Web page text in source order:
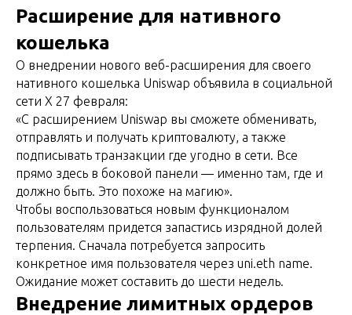
Расширение для нативного
кошелька
О внедрении нового веб-расширения для своего
нативного кошелька Uniswap объявила в социальной
сети X 27 февраля:
«С расширением Uniswap вы сможете обменивать,
отправлять и получать криптовалюту, а также
подписывать транзакции где угодно в сети. Все
прямо здесь в боковой панели — именно там, где и
должно быть. Это похоже на магию».
Чтобы воспользоваться новым функционалом
пользователям придется запастись изрядной долей
терпения. Сначала потребуется запросить
конкретное имя пользователя через uni.eth name.
Ожидание может составить до шести недель.
Внедрение лимитных ордеров